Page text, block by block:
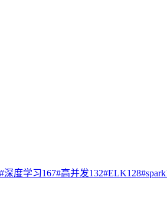
#深度学习167#高并发132#ELK128#spark